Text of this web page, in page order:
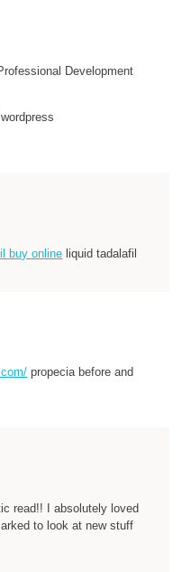
Development
buy online liquid tadalafil
propecia before and
read!! I absolutely loved
to look at new stuff